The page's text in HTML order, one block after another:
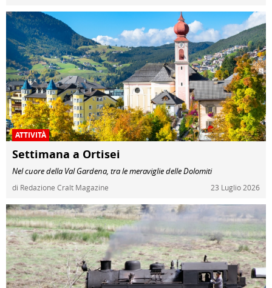
ATTIVITÀ
Settimana a Ortisei
Nel cuore della Val Gardena, tra le meraviglie delle Dolomiti
di Redazione Cralt Magazine 23 Luglio 2026